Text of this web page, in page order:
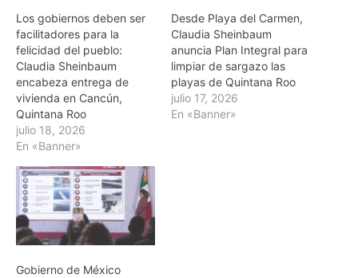
Los gobiernos deben ser
facilitadores para la
felicidad del pueblo:
Claudia Sheinbaum
encabeza entrega de
vivienda en Cancún,
Quintana Roo
julio 18, 2026
En «Banner»
Desde Playa del Carmen,
Claudia Sheinbaum
anuncia Plan Integral para
limpiar de sargazo las
playas de Quintana Roo
julio 17, 2026
En «Banner»
Gobierno de México